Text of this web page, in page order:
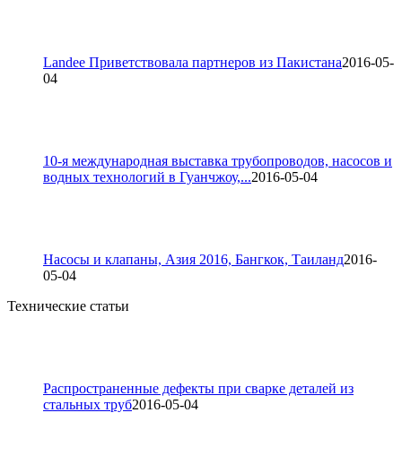
Landee Приветствовала партнеров из Пакистана2016-05-
04
10-я международная выставка трубопроводов, насосов и
водных технологий в Гуанчжоу,...2016-05-04
Насосы и клапаны, Азия 2016, Бангкок, Таиланд2016-
05-04
Технические статьи
Распространенные дефекты при сварке деталей из
стальных труб2016-05-04